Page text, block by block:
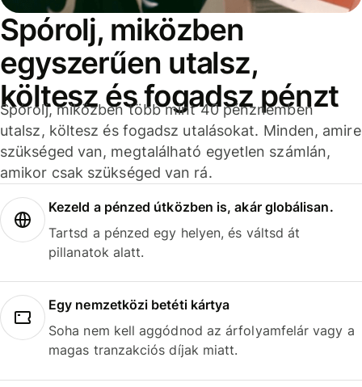
Spórolj, miközben
egyszerűen utalsz,
költesz és fogadsz pénzt
Spórolj, miközben több mint 40 pénznemben
utalsz, költesz és fogadsz utalásokat. Minden, amire
szükséged van, megtalálható egyetlen számlán,
amikor csak szükséged van rá.
Kezeld a pénzed útközben is, akár globálisan.
Tartsd a pénzed egy helyen, és váltsd át
pillanatok alatt.
Egy nemzetközi betéti kártya
Soha nem kell aggódnod az árfolyamfelár vagy a
magas tranzakciós díjak miatt.